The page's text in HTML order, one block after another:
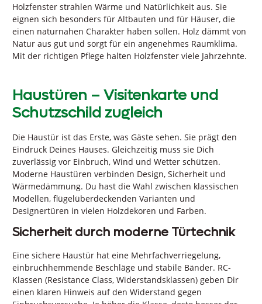
Holzfenster strahlen Wärme und Natürlichkeit aus. Sie
eignen sich besonders für Altbauten und für Häuser, die
einen naturnahen Charakter haben sollen. Holz dämmt von
Natur aus gut und sorgt für ein angenehmes Raumklima.
Mit der richtigen Pflege halten Holzfenster viele Jahrzehnte.
Haustüren – Visitenkarte und
Schutzschild zugleich
Die Haustür ist das Erste, was Gäste sehen. Sie prägt den
Eindruck Deines Hauses. Gleichzeitig muss sie Dich
zuverlässig vor Einbruch, Wind und Wetter schützen.
Moderne Haustüren verbinden Design, Sicherheit und
Wärmedämmung. Du hast die Wahl zwischen klassischen
Modellen, flügelüberdeckenden Varianten und
Designertüren in vielen Holzdekoren und Farben.
Sicherheit durch moderne Türtechnik
Eine sichere Haustür hat eine Mehrfachverriegelung,
einbruchhemmende Beschläge und stabile Bänder. RC-
Klassen (Resistance Class, Widerstandsklassen) geben Dir
einen klaren Hinweis auf den Widerstand gegen